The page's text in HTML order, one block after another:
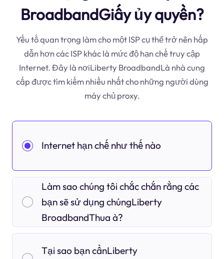
BroadbandGiấy ủy quyền?
Yếu tố quan trọng làm cho một ISP cụ thể trở nên hấp
dẫn hơn các ISP khác là mức độ hạn chế truy cập
Internet. Đây là nơiLiberty BroadbandLà nhà cung
cấp được tìm kiếm nhiều nhất cho những người dùng
máy chủ proxy.
Internet hạn chế như thế nào
Làm sao chúng tôi chắc chắn rằng các
bạn sẽ sử dụng chúngLiberty
BroadbandThua à?
Tại sao bạn cầnLiberty